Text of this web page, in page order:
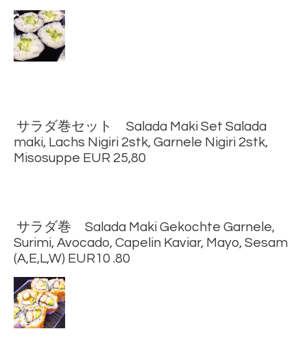
サラダ巻セット Salada Maki Set Salada
maki, Lachs Nigiri 2stk, Garnele Nigiri 2stk,
Misosuppe EUR 25,80
サラダ巻 Salada Maki Gekochte Garnele,
Surimi, Avocado, Capelin Kaviar, Mayo, Sesam
(A,E,L,W) EUR10 .80